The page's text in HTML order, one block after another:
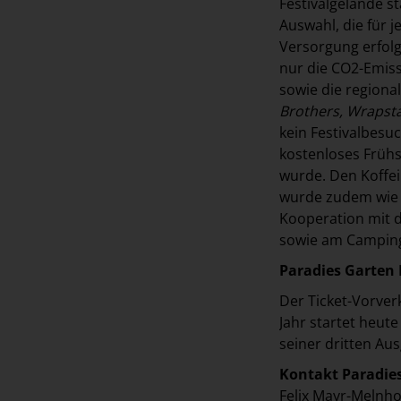
Auswahl, die für
Versorgung
nur die CO2-
sowie die
Brothers,
kein
kostenloses
wurde. Den
wurde zudem
Kooperation mit
sowie am
Paradies Garten
Der Ticket-
Jahr startet
seiner dritten
Kontakt
Felix Mayr-